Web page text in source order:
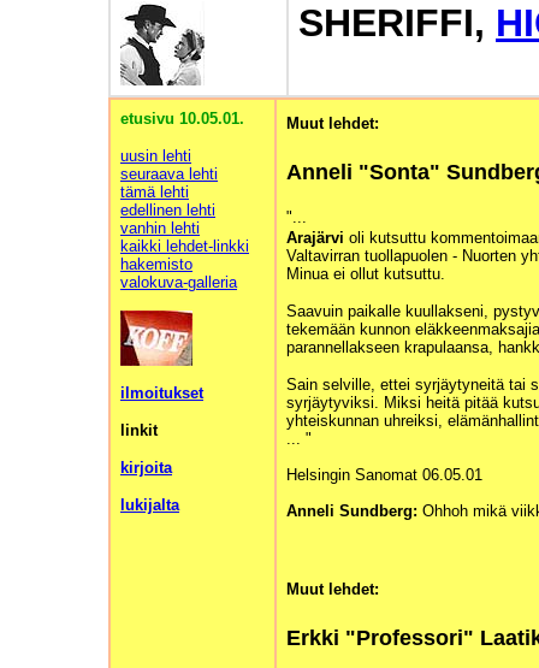
SHERIFFI,
etusivu 10.05.01.
uusin lehti
seuraava lehti
tämä lehti
edellinen lehti
vanhin lehti
kaikki lehdet-linkki
hakemisto
valokuva-galleria
ilmoitukset
linkit
kirjoita
lukijalta
Muut lehdet:
Anneli "Sonta"
"...
Arajärvi oli kutsuttu
Valtavirran tuollapuolen - Nuorten
Minua ei ollut kutsuttu.
Saavuin paikalle kuullakseni,
tekemään kunnon
parannellakseen krapulaansa,
Sain selville, ettei syrjäytyneitä tai
syrjäytyviksi. Miksi heitä pitää
yhteiskunnan uhreiksi,
... "
Helsingin Sanomat 06.05.01
Anneli Sundberg: Ohhoh mikä
Muut lehdet:
Erkki "Professori"